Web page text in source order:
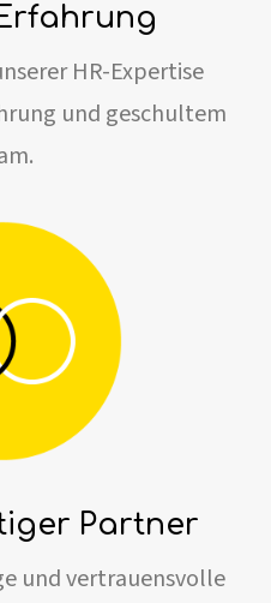
HR-Expertise
und geschultem
Partner
und vertrauensvolle